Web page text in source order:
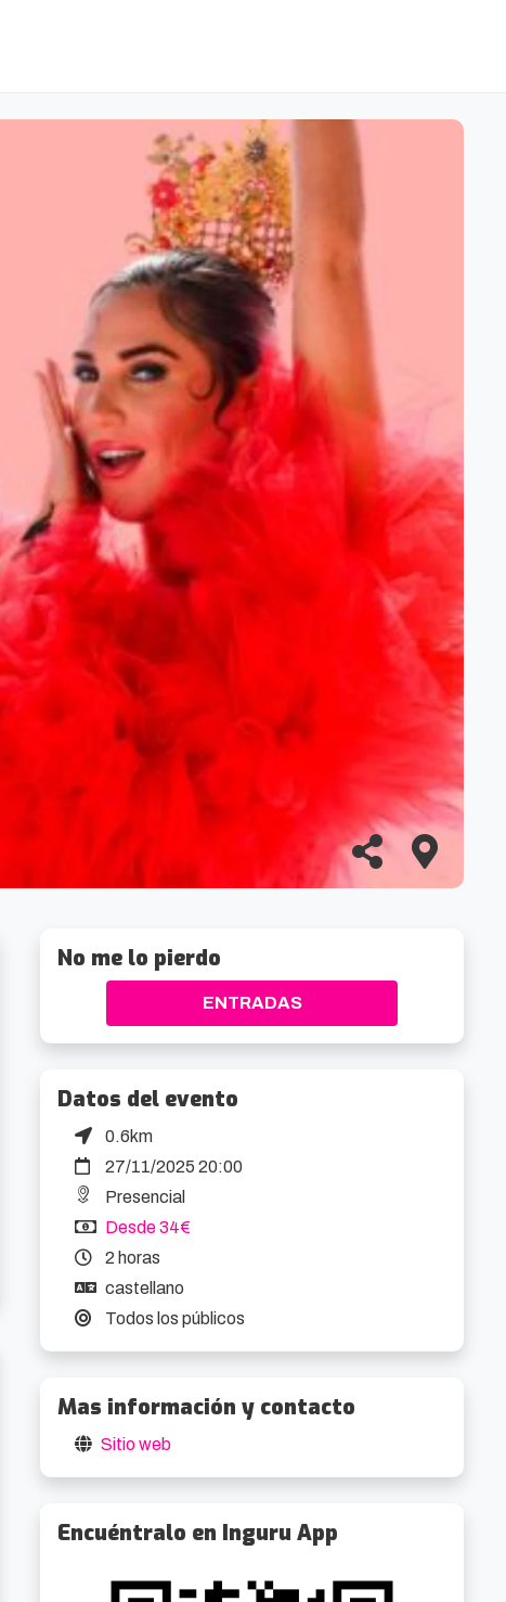
No me lo pierdo
ENTRADAS
Datos del evento
0.6km
27/11/2025 20:00
Presencial
Desde 34€
2 horas
castellano
Todos los públicos
Mas información y contacto
Sitio web
Encuéntralo en Inguru App